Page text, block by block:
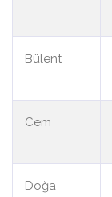
Bülent
Cem
Doğa